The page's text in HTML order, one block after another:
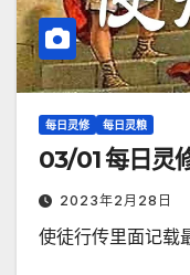
每日灵修 每日灵粮
03/01 每日灵
2023年2月28日
使徒行传里面记载